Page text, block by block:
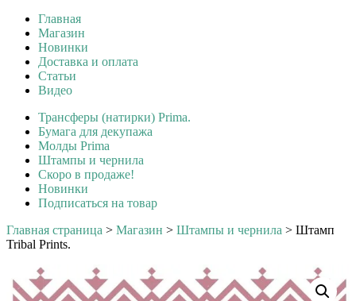
Главная
Магазин
Новинки
Доставка и оплата
Статьи
Видео
Трансферы (натирки) Prima.
Бумага для декупажа
Молды Prima
Штампы и чернила
Скоро в продаже!
Новинки
Подписаться на товар
Главная страница > Магазин > Штампы и чернила > Штамп
Tribal Prints.